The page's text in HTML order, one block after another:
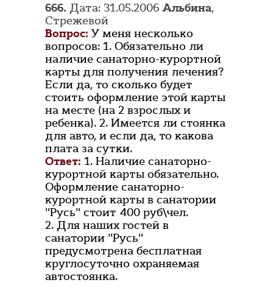
666. Дата: 31.05.2006Альбина,
Стрежевой
Вопрос: У меня несколько
вопросов: 1. Обязательно ли
наличие санаторно-курортной
карты для получения лечения?
Если да, то сколько будет
стоить оформление этой карты
на месте (на 2 взрослых и
ребенка). 2. Имеется ли стоянка
для авто, и если да, то какова
плата за сутки.
Ответ: 1. Наличие санаторно-
курортной карты обязательно.
Оформление санаторно-
курортной карты в санатории
"Русь" стоит 400 руб\чел.
2. Для наших гостей в
санатории "Русь"
предусмотрена бесплатная
круглосуточно охраняемая
автостоянка.